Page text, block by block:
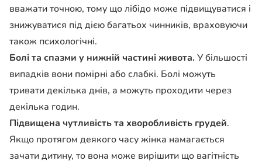
вважати точною, тому що лібідо може підвищуватися і
знижуватися під дією багатьох чинників, враховуючи
також психологічні.
Болі та спазми у нижній частині живота. У більшості
випадків вони помірні або слабкі. Болі можуть
тривати декілька днів, а можуть проходити через
декілька годин.
Підвищена чутливість та хворобливість грудей.
Якщо протягом деякого часу жінка намагається
зачати дитину, то вона може вирішити що вагітність